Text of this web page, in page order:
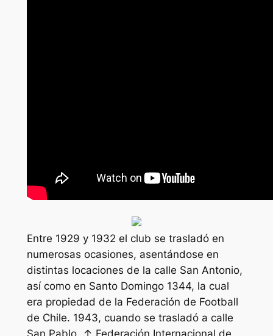
Entre 1929 y 1932 el club se trasladó en
numerosas ocasiones, asentándose en
distintas locaciones de la calle San Antonio,
así como en Santo Domingo 1344, la cual
era propiedad de la Federación de Football
de Chile. 1943, cuando se trasladó a calle
San Pablo. ↑ Federación Internacional de